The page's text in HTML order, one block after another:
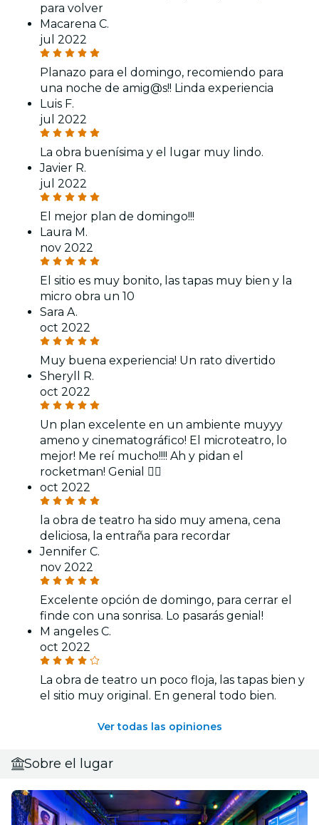
para volver
Macarena C.
jul 2022
Planazo para el domingo, recomiendo para
una noche de amig@s!! Linda experiencia
Luis F.
jul 2022
La obra buenísima y el lugar muy lindo.
Javier R.
jul 2022
El mejor plan de domingo!!!
Laura M.
nov 2022
El sitio es muy bonito, las tapas muy bien y la
micro obra un 10
Sara A.
oct 2022
Muy buena experiencia! Un rato divertido
Sheryll R.
oct 2022
Un plan excelente en un ambiente muyyy
ameno y cinematográfico! El microteatro, lo
mejor! Me reí mucho!!!! Ah y pidan el
rocketman! Genial 👍🏽
oct 2022
la obra de teatro ha sido muy amena, cena
deliciosa, la entraña para recordar
Jennifer C.
nov 2022
Excelente opción de domingo, para cerrar el
finde con una sonrisa. Lo pasarás genial!
M angeles C.
oct 2022
La obra de teatro un poco floja, las tapas bien y
el sitio muy original. En general todo bien.
Ver todas las opiniones
Sobre el lugar